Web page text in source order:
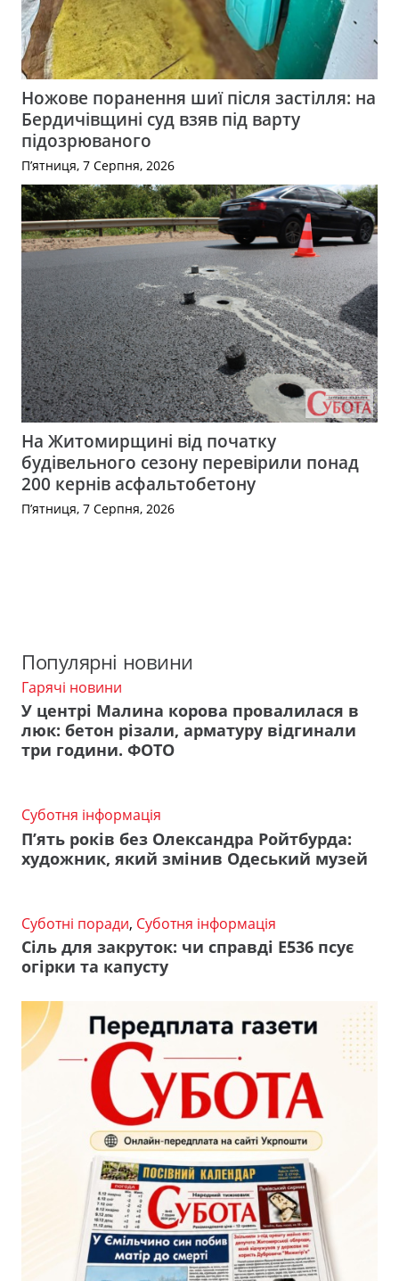
Ножове поранення шиї після застілля: на
Бердичівщині суд взяв під варту
підозрюваного
П’ятниця, 7 Серпня, 2026
На Житомирщині від початку
будівельного сезону перевірили понад
200 кернів асфальтобетону
П’ятниця, 7 Серпня, 2026
Популярні новини
Гарячі новини
У центрі Малина корова провалилася в
люк: бетон різали, арматуру відгинали
три години. ФОТО
Суботня інформація
П’ять років без Олександра Ройтбурда:
художник, який змінив Одеський музей
Суботні поради, Суботня інформація
Сіль для закруток: чи справді Е536 псує
огірки та капусту